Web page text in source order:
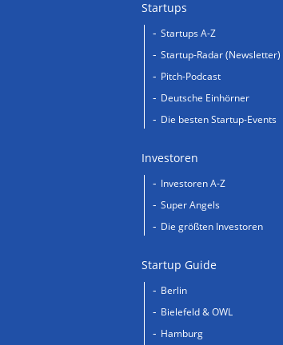
Startups
Startups A-Z
Startup-Radar (Newsletter)
Pitch-Podcast
Deutsche Einhörner
Die besten Startup-Events
Investoren
Investoren A-Z
Super Angels
Die größten Investoren
Startup Guide
Berlin
Bielefeld & OWL
Hamburg